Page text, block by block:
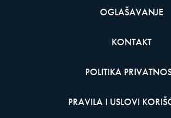
OGLAŠAVANJE
KONTAKT
POLITIKA
PRAVILA I USLOVI